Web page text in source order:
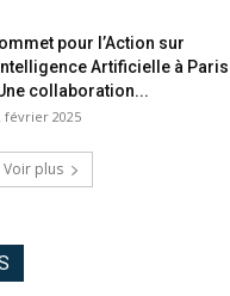
pour l’Action sur
Artificielle à Paris
collaboration...
février 2025
Voir plus